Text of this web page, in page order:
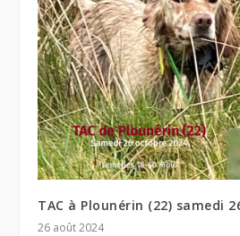
TAC à Plounérin (22) samedi
26 août 2024